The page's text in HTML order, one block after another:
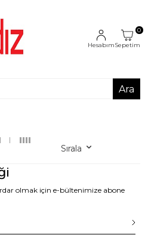
Hesabım
0
Sepetim
Ara
Sırala
olmak için e-bültenimize abone